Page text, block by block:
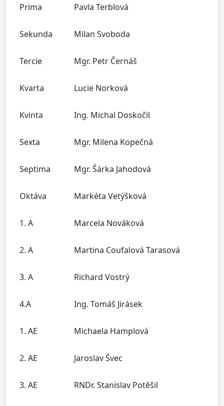
Prima Pavla Terblová
Sekunda Milan Svoboda
Tercie Mgr. Petr Černáš
Kvarta Lucie Norková
Kvinta Ing. Michal Doskočil
Sexta Mgr. Milena Kopečná
Septima Mgr. Šárka Jahodová
Oktáva Markéta Vetýšková
1. A Marcela Nováková
2. A Martina Coufalová Tarasová
3. A Richard Vostrý
4.A Ing. Tomáš Jirásek
1. AE Michaela Hamplová
2. AE Jaroslav Švec
3. AE RNDr. Stanislav Potěšil